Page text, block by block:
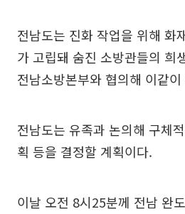
전남도는 진화 작업을 위해 화
가 고립돼 숨진 소방관들의 희
전남소방본부와 협의해 이같
전남도는 유족과 논의해 구체
획 등을 결정할 계획이다.
이날 오전 8시25분께 전남 완